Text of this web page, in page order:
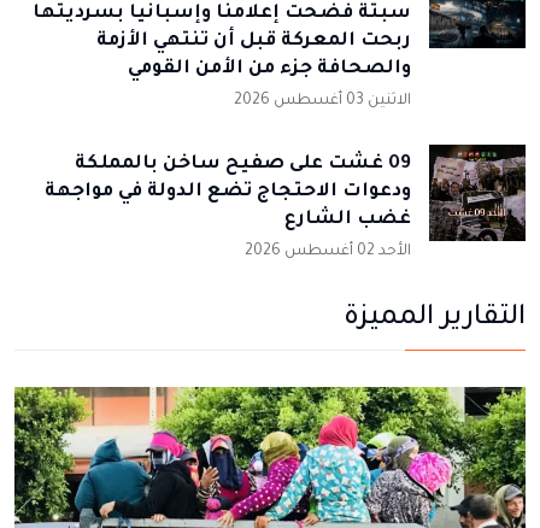
سبتة فضحت إعلامنا وإسبانيا بسرديتها
ربحت المعركة قبل أن تنتهي الأزمة
والصحافة جزء من الأمن القومي
الاثنين 03 أغسطس 2026
09 غشت على صفيح ساخن بالمملكة
ودعوات الاحتجاج تضع الدولة في مواجهة
غضب الشارع
الأحد 02 أغسطس 2026
التقارير المميزة